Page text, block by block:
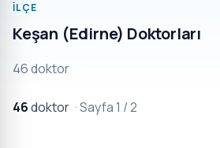
İLÇE
Keşan (Edirne) Doktorları
46 doktor
46doktor · Sayfa 1 / 2